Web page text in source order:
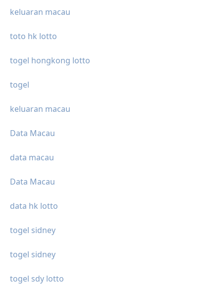
keluaran macau
toto hk lotto
togel hongkong lotto
togel
keluaran macau
Data Macau
data macau
Data Macau
data hk lotto
togel sidney
togel sidney
togel sdy lotto